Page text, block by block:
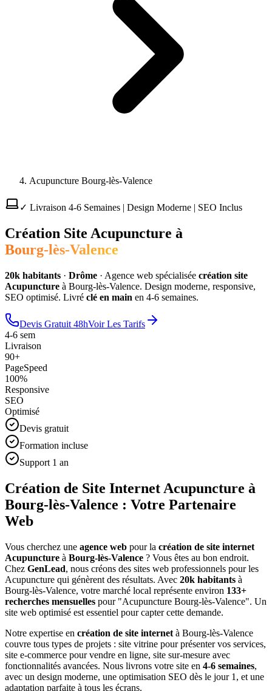
Acupuncture Bourg-lès-Valence
✓ Livraison 4-6 Semaines | Design Moderne | SEO Inclus
Création Site Acupuncture à
Bourg-lès-Valence
20k habitants · Drôme · Agence web spécialisée création site
Acupuncture à Bourg-lès-Valence. Design moderne, responsive,
SEO optimisé. Livré clé en main en 4-6 semaines.
Devis Gratuit 48hVoir Les Tarifs
4-6 sem
Livraison
90+
PageSpeed
100%
Responsive
SEO
Optimisé
Devis gratuit
Formation incluse
Support 1 an
Création de Site Internet Acupuncture à
Bourg-lès-Valence : Votre Partenaire
Web
Vous cherchez une agence web pour la création de site internet
Acupuncture à Bourg-lès-Valence ? Vous êtes au bon endroit.
Chez GenLead, nous créons des sites web professionnels pour les
Acupuncture qui génèrent des résultats. Avec 20k habitants à
Bourg-lès-Valence, votre marché local représente environ 133+
recherches mensuelles pour "Acupuncture Bourg-lès-Valence". Un
site web optimisé est essentiel pour capter cette demande.
Notre expertise en création de site internet à Bourg-lès-Valence
couvre tous types de projets : site vitrine pour présenter vos services,
site e-commerce pour vendre en ligne, site sur-mesure avec
fonctionnalités avancées. Nous livrons votre site en 4-6 semaines,
avec un design moderne, une optimisation SEO dès le jour 1, et une
adaptation parfaite à tous les écrans.